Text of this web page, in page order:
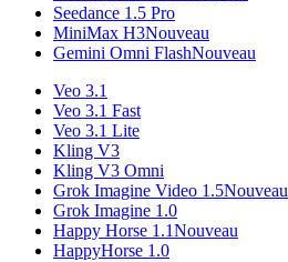
Seedance 1.5 Pro
MiniMax H3Nouveau
Gemini Omni FlashNouveau
Veo 3.1
Veo 3.1 Fast
Veo 3.1 Lite
Kling V3
Kling V3 Omni
Grok Imagine Video 1.5Nouveau
Grok Imagine 1.0
Happy Horse 1.1Nouveau
HappyHorse 1.0